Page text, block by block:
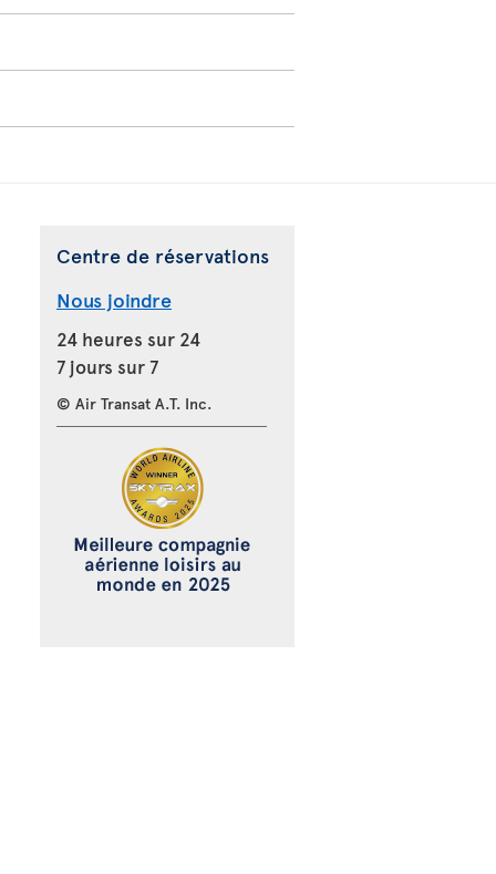
Centre de réservations
Nous joindre
24 heures sur 24
7 jours sur 7
© Air Transat A.T. Inc.